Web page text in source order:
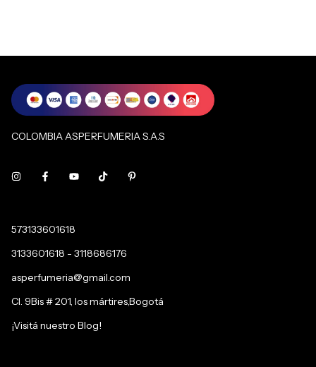
COLOMBIA ASPERFUMERIA S.A.S
573133601618
3133601618 - 3118686176
asperfumeria@gmail.com
Cl. 9Bis # 201, los mártires,Bogotá
¡Visitá nuestro Blog!